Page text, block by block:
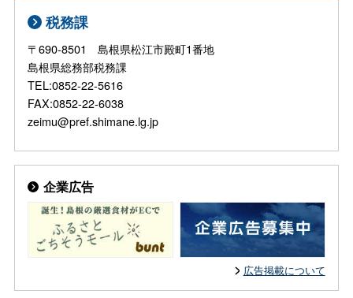
税務課
〒690-8501 島根県松江市殿町1番地
島根県総務部税務課
TEL:0852-22-5616
FAX:0852-22-6038
zeimu@pref.shimane.lg.jp
企業広告
広告掲載について